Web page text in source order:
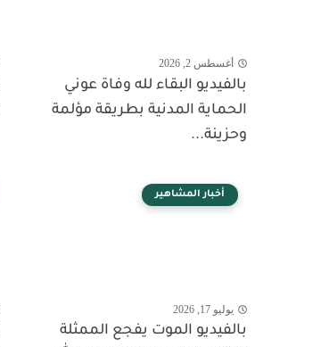
أغسطس 2, 2026
بالفيديو البقاء لله وفاة عوني
الحماية المدنية بطريقة مؤلمة
وحزينة...
أخبار المشاهير
يوليو 17, 2026
بالفيديو الموت يفجع الممثلة